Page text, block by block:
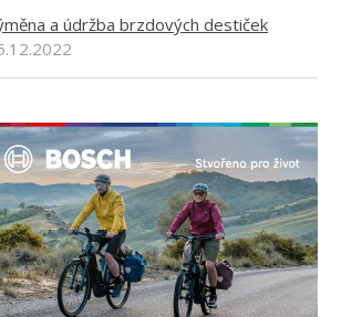
a údržba brzdových destiček